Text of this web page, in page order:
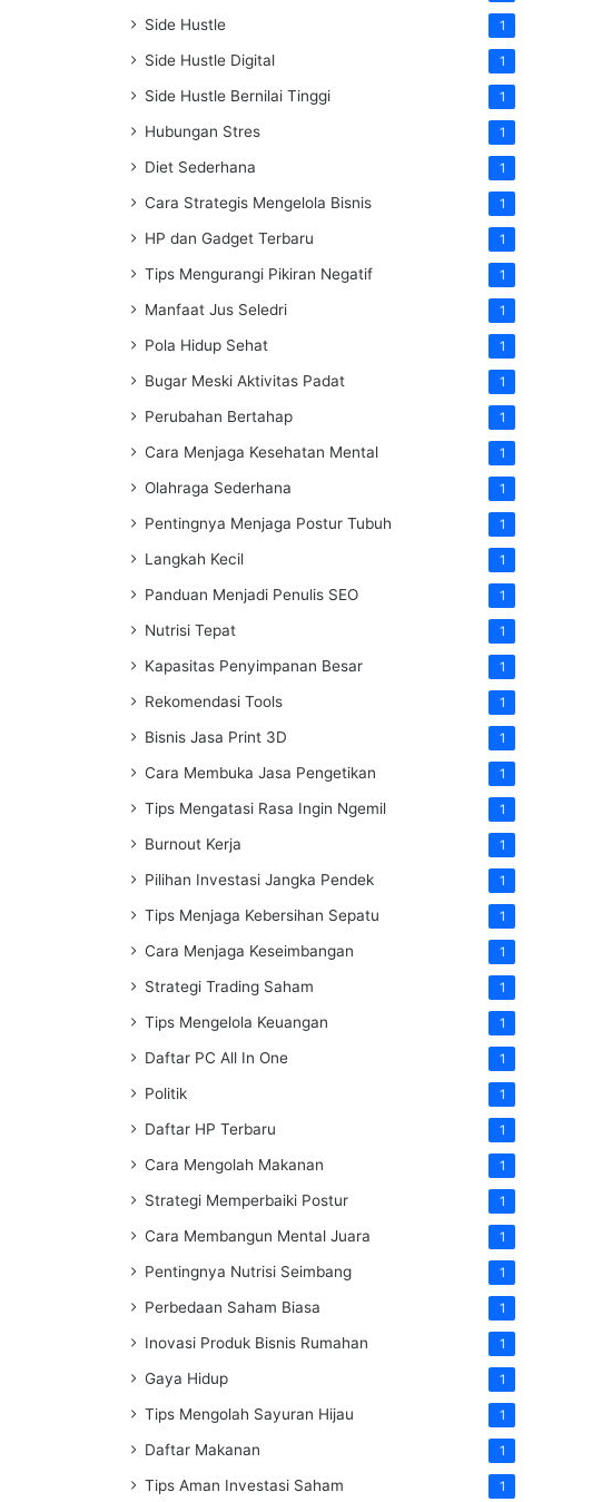
Side Hustle 1
Side Hustle Digital 1
Side Hustle Bernilai Tinggi 1
Hubungan Stres 1
Diet Sederhana 1
Cara Strategis Mengelola Bisnis 1
HP dan Gadget Terbaru 1
Tips Mengurangi Pikiran Negatif 1
Manfaat Jus Seledri 1
Pola Hidup Sehat 1
Bugar Meski Aktivitas Padat 1
Perubahan Bertahap 1
Cara Menjaga Kesehatan Mental 1
Olahraga Sederhana 1
Pentingnya Menjaga Postur Tubuh 1
Langkah Kecil 1
Panduan Menjadi Penulis SEO 1
Nutrisi Tepat 1
Kapasitas Penyimpanan Besar 1
Rekomendasi Tools 1
Bisnis Jasa Print 3D 1
Cara Membuka Jasa Pengetikan 1
Tips Mengatasi Rasa Ingin Ngemil 1
Burnout Kerja 1
Pilihan Investasi Jangka Pendek 1
Tips Menjaga Kebersihan Sepatu 1
Cara Menjaga Keseimbangan 1
Strategi Trading Saham 1
Tips Mengelola Keuangan 1
Daftar PC All In One 1
Politik 1
Daftar HP Terbaru 1
Cara Mengolah Makanan 1
Strategi Memperbaiki Postur 1
Cara Membangun Mental Juara 1
Pentingnya Nutrisi Seimbang 1
Perbedaan Saham Biasa 1
Inovasi Produk Bisnis Rumahan 1
Gaya Hidup 1
Tips Mengolah Sayuran Hijau 1
Daftar Makanan 1
Tips Aman Investasi Saham 1